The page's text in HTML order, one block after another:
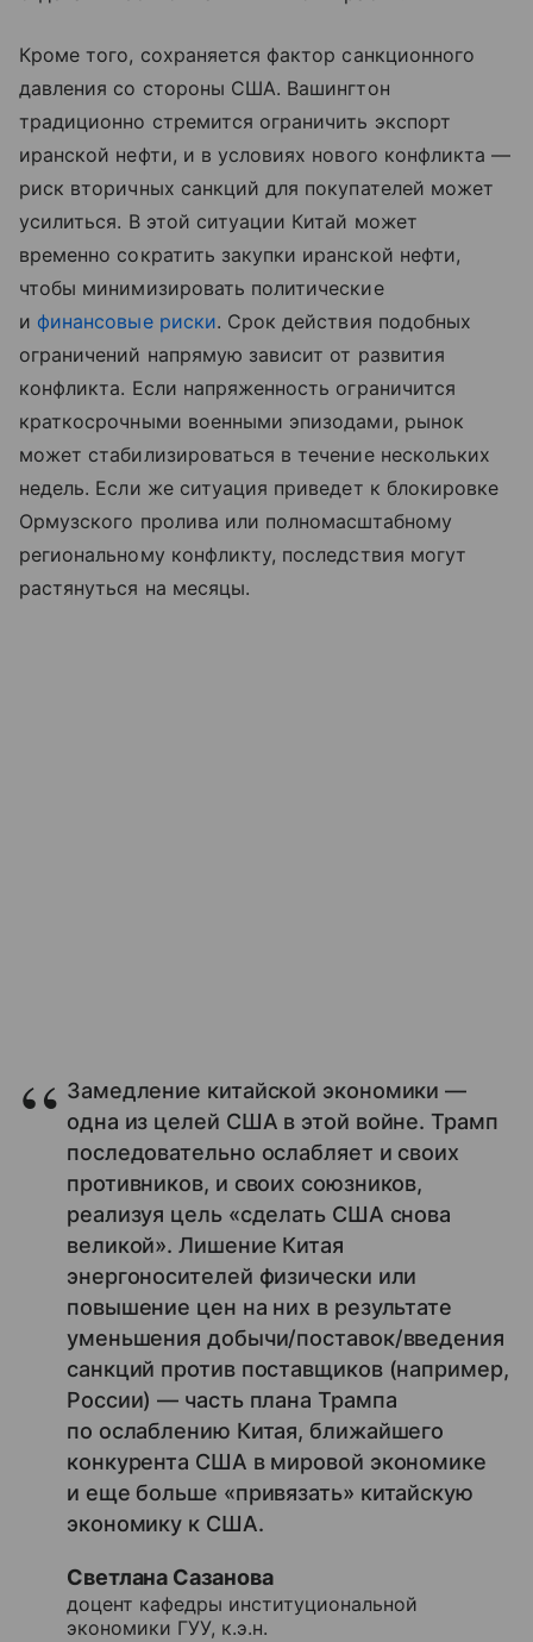
Кроме того, сохраняется фактор санкционного
давления со стороны США. Вашингтон
традиционно стремится ограничить экспорт
иранской нефти, и в условиях нового конфликта —
риск вторичных санкций для покупателей может
усилиться. В этой ситуации Китай может
временно сократить закупки иранской нефти,
чтобы минимизировать политические
и финансовые риски. Срок действия подобных
ограничений напрямую зависит от развития
конфликта. Если напряженность ограничится
краткосрочными военными эпизодами, рынок
может стабилизироваться в течение нескольких
недель. Если же ситуация приведет к блокировке
Ормузского пролива или полномасштабному
региональному конфликту, последствия могут
растянуться на месяцы.
Замедление китайской экономики —
одна из целей США в этой войне. Трамп
последовательно ослабляет и своих
противников, и своих союзников,
реализуя цель «сделать США снова
великой». Лишение Китая
энергоносителей физически или
повышение цен на них в результате
уменьшения добычи/поставок/введения
санкций против поставщиков (например,
России) — часть плана Трампа
по ослаблению Китая, ближайшего
конкурента США в мировой экономике
и еще больше «привязать» китайскую
экономику к США.
Светлана Сазанова
доцент кафедры институциональной
экономики ГУУ, к.э.н.